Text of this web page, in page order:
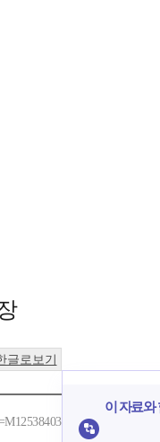
글로보기
이 자료와